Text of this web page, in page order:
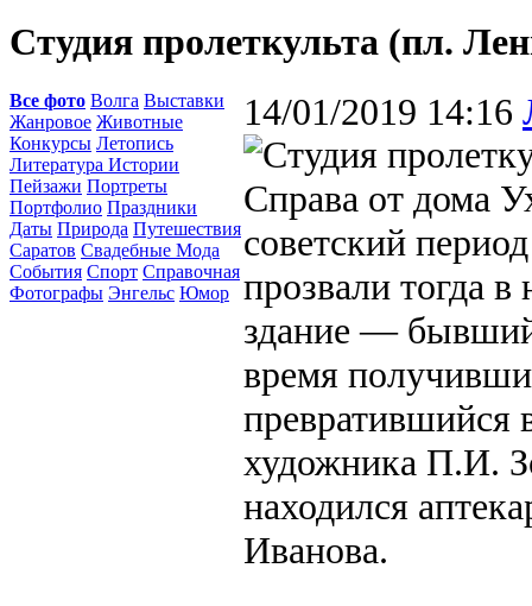
Студия пролеткульта (пл.
Все фото Волга Выставки
Жанровое Животные
Конкурсы Летопись
Литература Истории
Пейзажи Портреты
Портфолио Праздники
Даты Природа Путешествия
Саратов Свадебные Мода
События Спорт Справочная
Фотографы Энгельс Юмор
14/01/2019 14:16
Справа от дома
советский
прозвали тогда
здание —
время
превратившийся
художника П.И.
находился
Иванова.